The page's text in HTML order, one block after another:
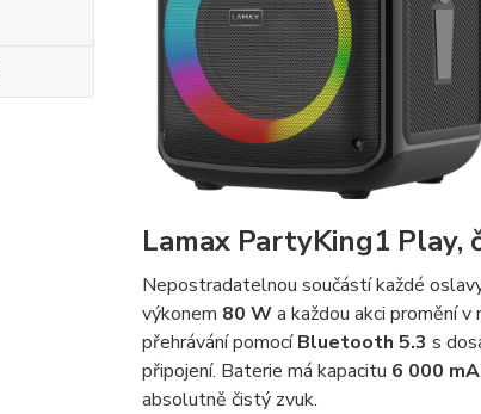
Lamax PartyKing1 Play,
Nepostradatelnou součástí každé
výkonem 80 Wa každou akci promění
přehrávání pomocíBluetooth 5.3 s
připojení. Baterie má kapacitu 6 000
absolutně čistý zvuk.